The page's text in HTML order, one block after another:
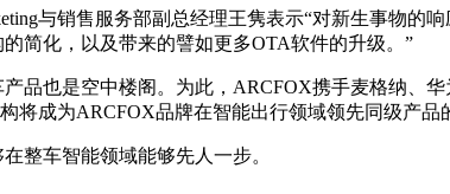
与销售服务部副总经理王隽表示“对新生事物的
简化，以及带来的譬如更多OTA软件的升级。”
品也是空中楼阁。为此，ARCFOX携手麦格纳、
成为ARCFOX品牌在智能出行领域领先同级产品
整车智能领域能够先人一步。